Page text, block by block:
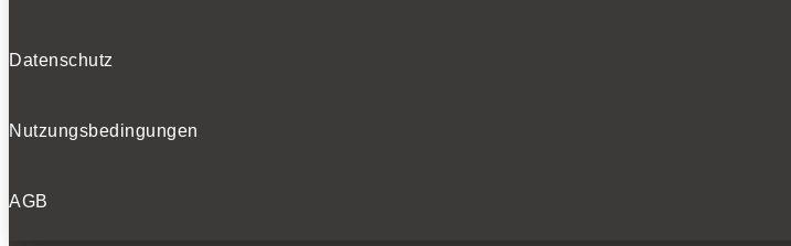
Datenschutz
Nutzungsbedingungen
AGB